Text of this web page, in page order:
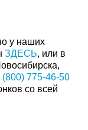
у наших
ЗДЕСЬ, или в
(800) 775-46-50
со всей